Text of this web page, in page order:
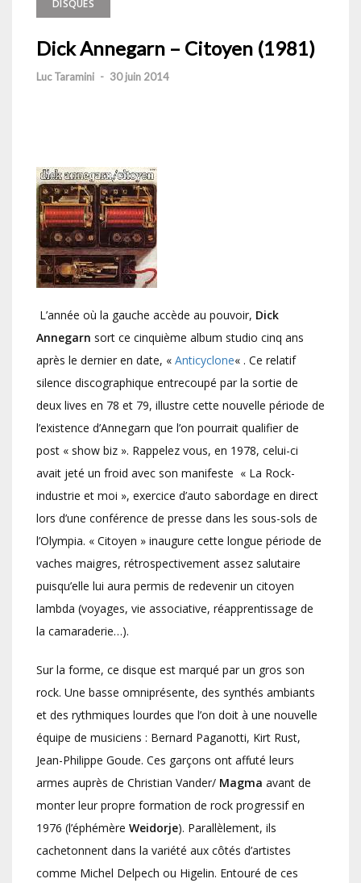
DISQUES
Dick Annegarn – Citoyen (1981)
Luc Taramini - 30 juin 2014
L’année où la gauche accède au pouvoir, Dick
Annegarn sort ce cinquième album studio cinq ans
après le dernier en date, « Anticyclone« . Ce relatif
silence discographique entrecoupé par la sortie de
deux lives en 78 et 79, illustre cette nouvelle période de
l’existence d’Annegarn que l’on pourrait qualifier de
post « show biz ». Rappelez vous, en 1978, celui-ci
avait jeté un froid avec son manifeste « La Rock-
industrie et moi », exercice d’auto sabordage en direct
lors d’une conférence de presse dans les sous-sols de
l’Olympia. « Citoyen » inaugure cette longue période de
vaches maigres, rétrospectivement assez salutaire
puisqu’elle lui aura permis de redevenir un citoyen
lambda (voyages, vie associative, réapprentissage de
la camaraderie…).
Sur la forme, ce disque est marqué par un gros son
rock. Une basse omniprésente, des synthés ambiants
et des rythmiques lourdes que l’on doit à une nouvelle
équipe de musiciens : Bernard Paganotti, Kirt Rust,
Jean-Philippe Goude. Ces garçons ont affuté leurs
armes auprès de Christian Vander/ Magma avant de
monter leur propre formation de rock progressif en
1976 (l’éphémère Weidorje). Parallèlement, ils
cachetonnent dans la variété aux côtés d’artistes
comme Michel Delpech ou Higelin. Entouré de ces